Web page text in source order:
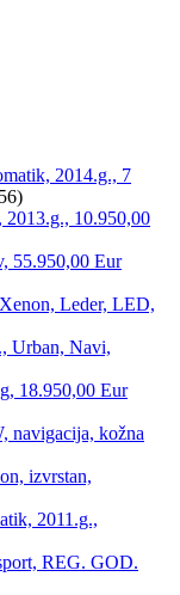
2014.g., 7
10.950,00
55.950,00 Eur
Leder, LED,
Urban, Navi,
18.950,00 Eur
navigacija, kožna
izvrstan,
2011.g.,
REG. GOD.